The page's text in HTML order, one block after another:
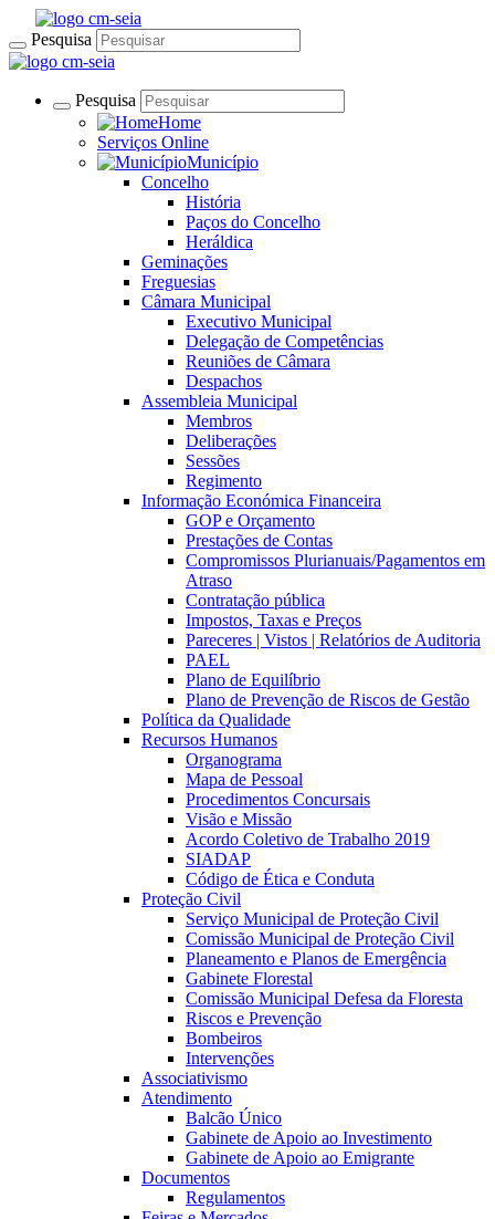
Pesquisa
Pesquisa
Home
Serviços Online
Município
Concelho
História
Paços do Concelho
Heráldica
Geminações
Freguesias
Câmara Municipal
Executivo Municipal
Delegação de Competências
Reuniões de Câmara
Despachos
Assembleia Municipal
Membros
Deliberações
Sessões
Regimento
Informação Económica Financeira
GOP e Orçamento
Prestações de Contas
Compromissos Plurianuais/Pagamentos em
Atraso
Contratação pública
Impostos, Taxas e Preços
Pareceres | Vistos | Relatórios de Auditoria
PAEL
Plano de Equilíbrio
Plano de Prevenção de Riscos de Gestão
Política da Qualidade
Recursos Humanos
Organograma
Mapa de Pessoal
Procedimentos Concursais
Visão e Missão
Acordo Coletivo de Trabalho 2019
SIADAP
Código de Ética e Conduta
Proteção Civil
Serviço Municipal de Proteção Civil
Comissão Municipal de Proteção Civil
Planeamento e Planos de Emergência
Gabinete Florestal
Comissão Municipal Defesa da Floresta
Riscos e Prevenção
Bombeiros
Intervenções
Associativismo
Atendimento
Balcão Único
Gabinete de Apoio ao Investimento
Gabinete de Apoio ao Emigrante
Documentos
Regulamentos